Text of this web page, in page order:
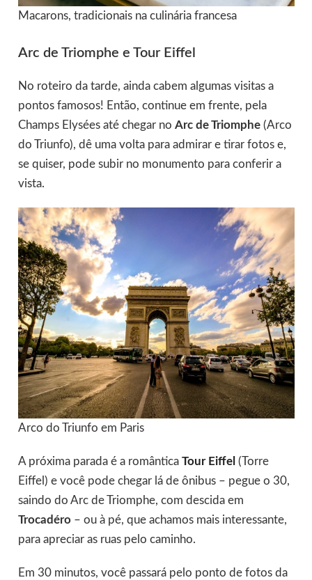
Macarons, tradicionais na culinária francesa
Arc de Triomphe e Tour Eiffel
No roteiro da tarde, ainda cabem algumas visitas a
pontos famosos! Então, continue em frente, pela
Champs Elysées até chegar no Arc de Triomphe(Arco
do Triunfo), dê uma volta para admirar e tirar fotos e,
se quiser, pode subir no monumento para conferir a
vista.
Arco do Triunfo em Paris
A próxima parada é a romântica Tour Eiffel (Torre
Eiffel) e você pode chegar lá de ônibus – pegue o 30,
saindo do Arc de Triomphe, com descida em
Trocadéro– ou à pé, que achamos mais interessante,
para apreciar as ruas pelo caminho.
Em 30 minutos, você passará pelo ponto de fotos da